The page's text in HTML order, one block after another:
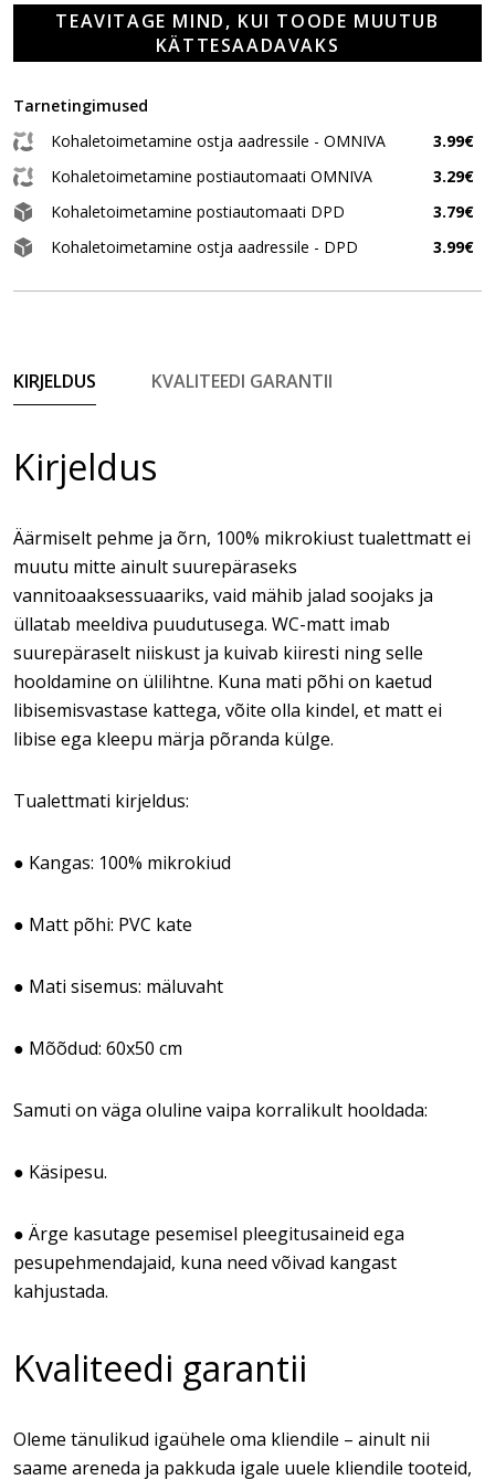
TEAVITAGE MIND, KUI TOODE MUUTUB
KÄTTESAADAVAKS
Tarnetingimused
Kohaletoimetamine ostja aadressile - OMNIVA
3.99€
Kohaletoimetamine postiautomaati OMNIVA
3.29€
Kohaletoimetamine postiautomaati DPD
3.79€
Kohaletoimetamine ostja aadressile - DPD
3.99€
KIRJELDUS KVALITEEDI GARANTII
Kirjeldus
Äärmiselt pehme ja õrn, 100% mikrokiust tualettmatt ei
muutu mitte ainult suurepäraseks
vannitoaaksessuaariks, vaid mähib jalad soojaks ja
üllatab meeldiva puudutusega. WC-matt imab
suurepäraselt niiskust ja kuivab kiiresti ning selle
hooldamine on ülilihtne. Kuna mati põhi on kaetud
libisemisvastase kattega, võite olla kindel, et matt ei
libise ega kleepu märja põranda külge.
Tualettmati kirjeldus:
● Kangas: 100% mikrokiud
● Matt põhi: PVC kate
● Mati sisemus: mäluvaht
● Mõõdud: 60x50 cm
Samuti on väga oluline vaipa korralikult hooldada:
● Käsipesu.
● Ärge kasutage pesemisel pleegitusaineid ega
pesupehmendajaid, kuna need võivad kangast
kahjustada.
Kvaliteedi garantii
Oleme tänulikud igaühele oma kliendile – ainult nii
saame areneda ja pakkuda igale uuele kliendile tooteid,